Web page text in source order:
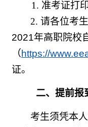
1. 准考证打
2. 请各位考生
2021年高职院校
（https://
证。
二、提前报
考生须凭本